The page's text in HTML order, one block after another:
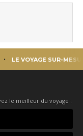
LE VOYAGE SUR-
le meilleur du voyage :